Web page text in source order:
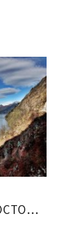
ОЗЕРО КОМО ИТАЛИЯ ДОСТОПРИМЕЧАТЕЛЬНОСТИ